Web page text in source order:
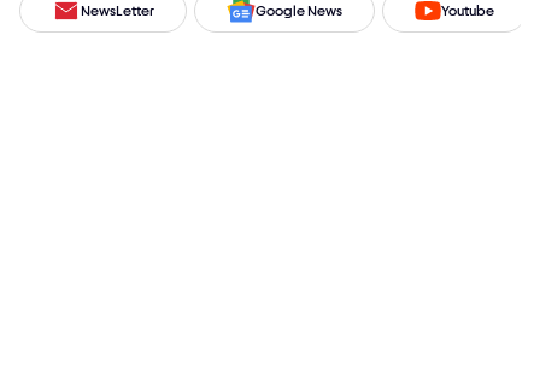
NewsLetter Google News Youtube